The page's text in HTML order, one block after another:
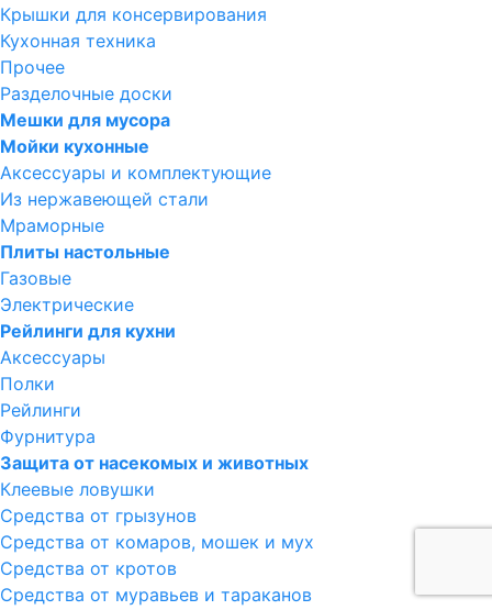
Крышки для консервирования
Кухонная техника
Прочее
Разделочные доски
Мешки для мусора
Мойки кухонные
Аксессуары и комплектующие
Из нержавеющей стали
Мраморные
Плиты настольные
Газовые
Электрические
Рейлинги для кухни
Аксессуары
Полки
Рейлинги
Фурнитура
Защита от насекомых и животных
Клеевые ловушки
Средства от грызунов
Средства от комаров, мошек и мух
Средства от кротов
Средства от муравьев и тараканов